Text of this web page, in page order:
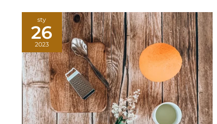
sty
26
2023